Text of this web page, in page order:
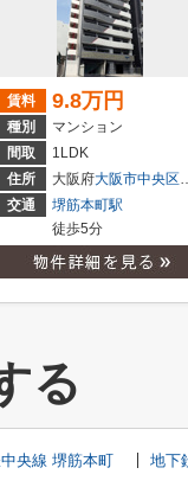
賃料 9.8万円
種別
マンション
間取
1LDK
住所
大阪府大阪市中央区
交通
堺筋本町駅
徒歩5分
る
央線 堺筋本町 地下